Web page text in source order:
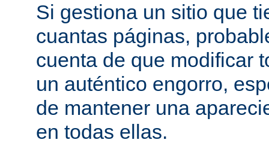
Si gestiona un sitio que
cuantas páginas,
cuenta de que modificar
un auténtico engorro,
de mantener una
en todas ellas.